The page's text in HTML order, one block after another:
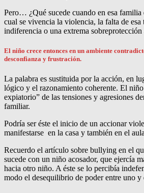
Pero… ¿Qué sucede cuando en esa familia
cual se vivencia la violencia, la falta de esa
indiferencia o una extrema
El niño crece entonces en un ambiente
desconfianza y frustración.
La palabra es sustituida por la acción, en
lógico y el razonamiento coherente. El
expiatorio” de las tensiones y agresiones
familiar.
Podría ser éste el inicio de un accionar
manifestarse en la casa y también en el
Recuerdo el artículo sobre bullying en el
sucede con un niño acosador, que ejercía
hacia otro niño. A éste se lo percibía
modo el desequilibrio de poder entre uno y